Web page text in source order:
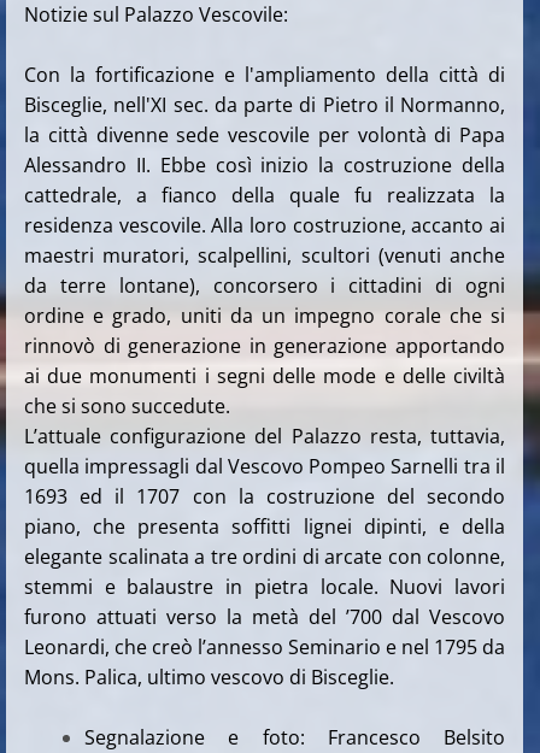
Notizie sul Palazzo Vescovile:
Con la fortificazione e l'ampliamento della città di
Bisceglie, nell'XI sec. da parte di Pietro il Normanno,
la città divenne sede vescovile per volontà di Papa
Alessandro II. Ebbe così inizio la costruzione della
cattedrale, a fianco della quale fu realizzata la
residenza vescovile. Alla loro costruzione, accanto ai
maestri muratori, scalpellini, scultori (venuti anche
da terre lontane), concorsero i cittadini di ogni
ordine e grado, uniti da un impegno corale che si
rinnovò di generazione in generazione apportando
ai due monumenti i segni delle mode e delle civiltà
che si sono succedute.
L’attuale configurazione del Palazzo resta, tuttavia,
quella impressagli dal Vescovo Pompeo Sarnelli tra il
1693 ed il 1707 con la costruzione del secondo
piano, che presenta soffitti lignei dipinti, e della
elegante scalinata a tre ordini di arcate con colonne,
stemmi e balaustre in pietra locale. Nuovi lavori
furono attuati verso la metà del ’700 dal Vescovo
Leonardi, che creò l’annesso Seminario e nel 1795 da
Mons. Palica, ultimo vescovo di Bisceglie.
Segnalazione e foto: Francesco Belsito